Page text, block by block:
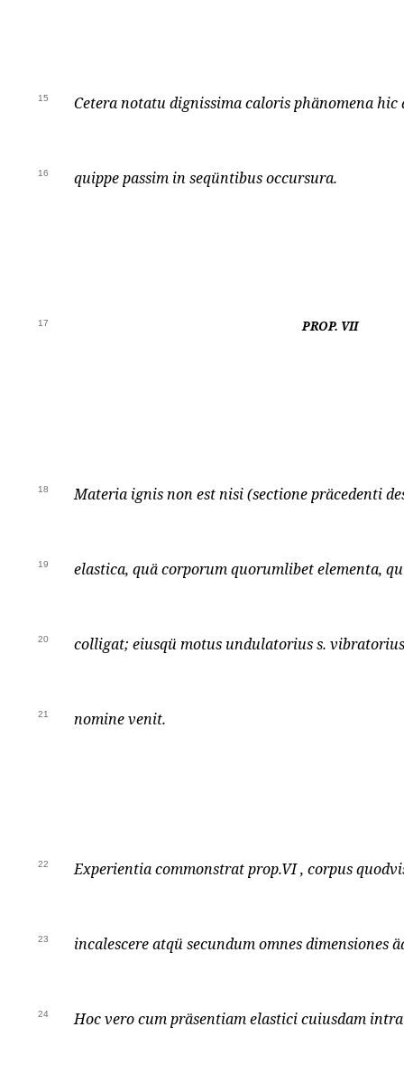
15 Cetera notatu dignissima caloris phänomena hic
16 quippe passim in seqüntibus occursura.
17 PROP. VII
18 Materia ignis non est nisi (sectione präcedenti
19 elastica, quä corporum quorumlibet elementa,
20 colligat; eiusqü motus undulatorius s.
21 nomine venit.
22 Experientia commonstrat prop.VI , corpus
23 incalescere atqü secundum omnes dimensiones
24 Hoc vero cum präsentiam elastici cuiusdam